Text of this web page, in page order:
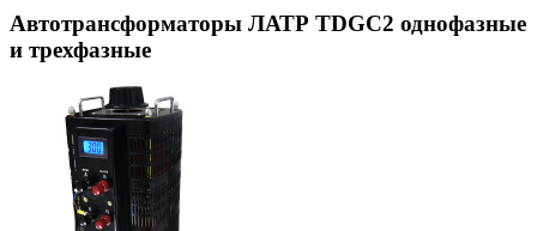
Автотрансформаторы ЛАТР TDGC2 однофазные
и трехфазные